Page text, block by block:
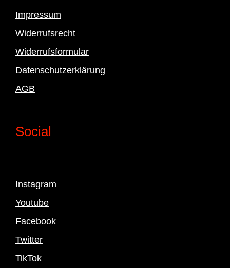
Impressum
Widerrufsrecht
Widerrufsformular
Datenschutzerklärung
AGB
Social
Instagram
Youtube
Facebook
Twitter
TikTok